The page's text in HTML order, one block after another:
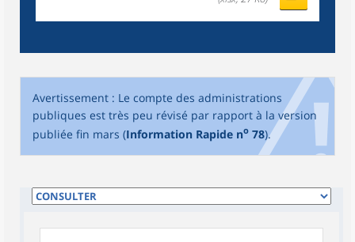
Avertissement : Le compte des administrations
publiques est très peu révisé par rapport à la version
publiée fin mars (Information Rapide no 78).